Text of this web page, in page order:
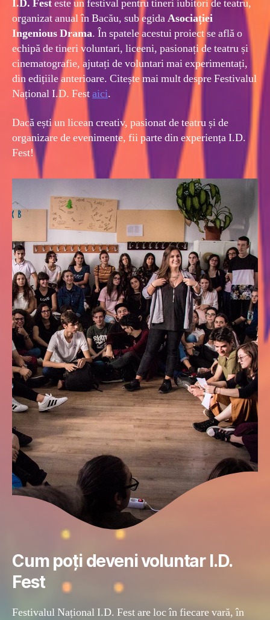
Fest!
I.D. Festeste un festival pentru tineri iubitori de teatru,
organizat anual în Bacău, sub egidaAsociației
Ingenious Drama. În spatele acestui proiect se află o
echipă de tineri voluntari, liceeni, pasionați de teatru și
cinematografie, ajutați de voluntari mai experimentați,
din edițiile anterioare. Citește mai mult despre Festivalul
Național I.D. Festaici.
Dacă ești un licean creativ, pasionat de teatru și de
organizare de evenimente, fii parte din experiența I.D.
Fest!
Cum poți deveni voluntar I.D.
Fest
Festivalul Național I.D. Fest are loc în fiecare vară, în